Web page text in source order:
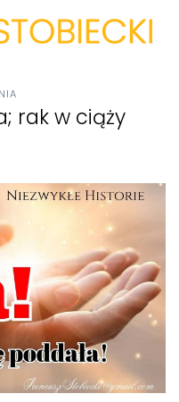
rak w ciąży